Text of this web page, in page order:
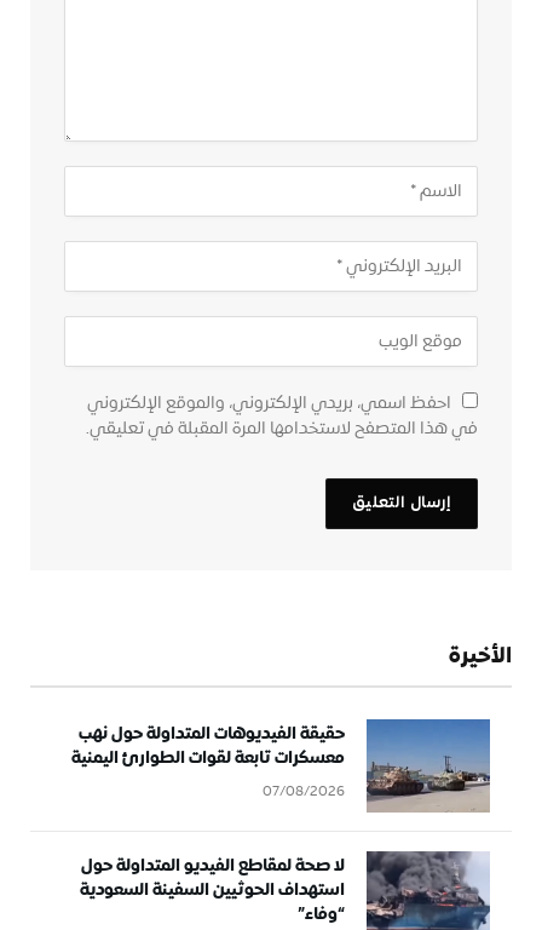
احفظ اسمي، بريدي الإلكتروني، والموقع الإلكتروني
في هذا المتصفح لاستخدامها المرة المقبلة في تعليقي.
الأخيرة
حقيقة الفيديوهات المتداولة حول نهب
معسكرات تابعة لقوات الطوارئ اليمنية
07/08/2026
لا صحة لمقاطع الفيديو المتداولة حول
استهداف الحوثيين السفينة السعودية
“وفاء”